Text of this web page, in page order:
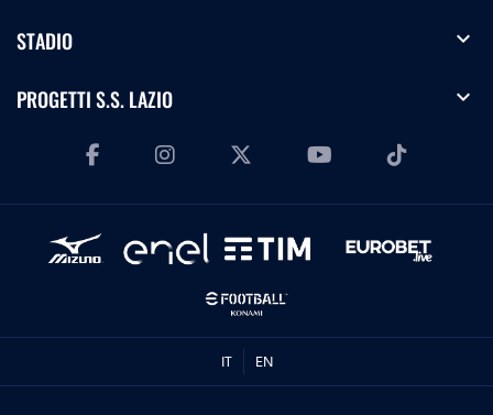
STADIO expand_more
PROGETTI S.S. LAZIO expand_more
IT EN